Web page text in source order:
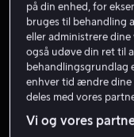
Johnny
Komedie
på din enhed, for
bruges til behandling
eller administrere
også udøve din ret til
behandlingsgrundlag
enhver tid ændre dine
deles med vores
Vi og vores